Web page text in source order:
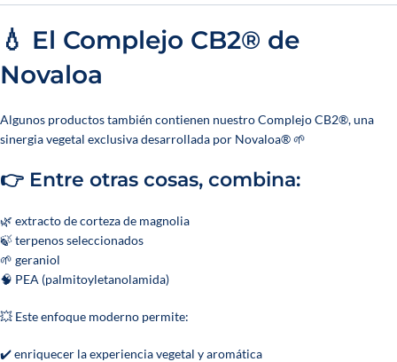
💧 El Complejo CB2® de
Novaloa
Algunos productos también contienen nuestro Complejo CB2®, una
sinergia vegetal exclusiva desarrollada por Novaloa® 🌱
👉 Entre otras cosas, combina:
🌿 extracto de corteza de magnolia
🍃 terpenos seleccionados
🌱 geraniol
🧠 PEA (palmitoyletanolamida)
💥 Este enfoque moderno permite:
✔️ enriquecer la experiencia vegetal y aromática